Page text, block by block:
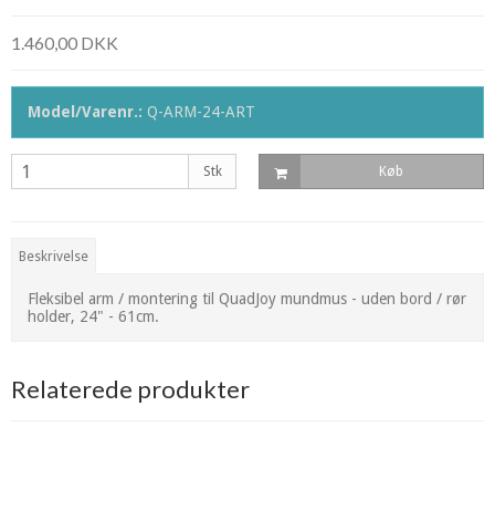
1.460,00 DKK
Model/Varenr.: Q-ARM-24-ART
Stk Køb
Beskrivelse
Fleksibel arm / montering til QuadJoy mundmus - uden bord / rør
holder, 24" - 61cm.
Relaterede produkter